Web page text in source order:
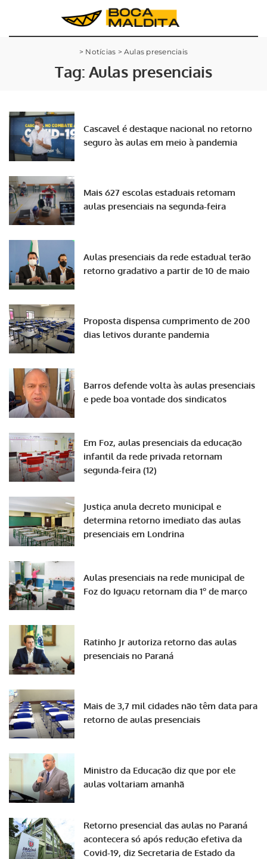
> Notícias >Aulas presenciais
Tag: Aulas presenciais
Cascavel é destaque nacional no retorno
seguro às aulas em meio à pandemia
Mais 627 escolas estaduais retomam
aulas presenciais na segunda-feira
Aulas presenciais da rede estadual terão
retorno gradativo a partir de 10 de maio
Proposta dispensa cumprimento de 200
dias letivos durante pandemia
Barros defende volta às aulas presenciais
e pede boa vontade dos sindicatos
Em Foz, aulas presenciais da educação
infantil da rede privada retornam
segunda-feira (12)
Justiça anula decreto municipal e
determina retorno imediato das aulas
presenciais em Londrina
Aulas presenciais na rede municipal de
Foz do Iguaçu retornam dia 1º de março
Ratinho Jr autoriza retorno das aulas
presenciais no Paraná
Mais de 3,7 mil cidades não têm data para
retorno de aulas presenciais
Ministro da Educação diz que por ele
aulas voltariam amanhã
Retorno presencial das aulas no Paraná
acontecera só após redução efetiva da
Covid-19, diz Secretaria de Estado da